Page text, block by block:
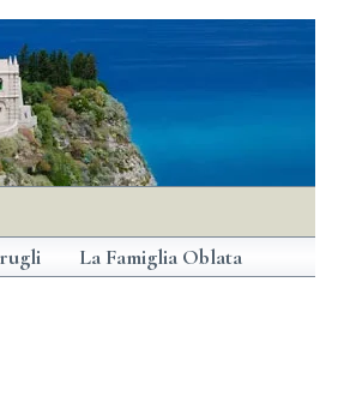
La Famiglia Oblata